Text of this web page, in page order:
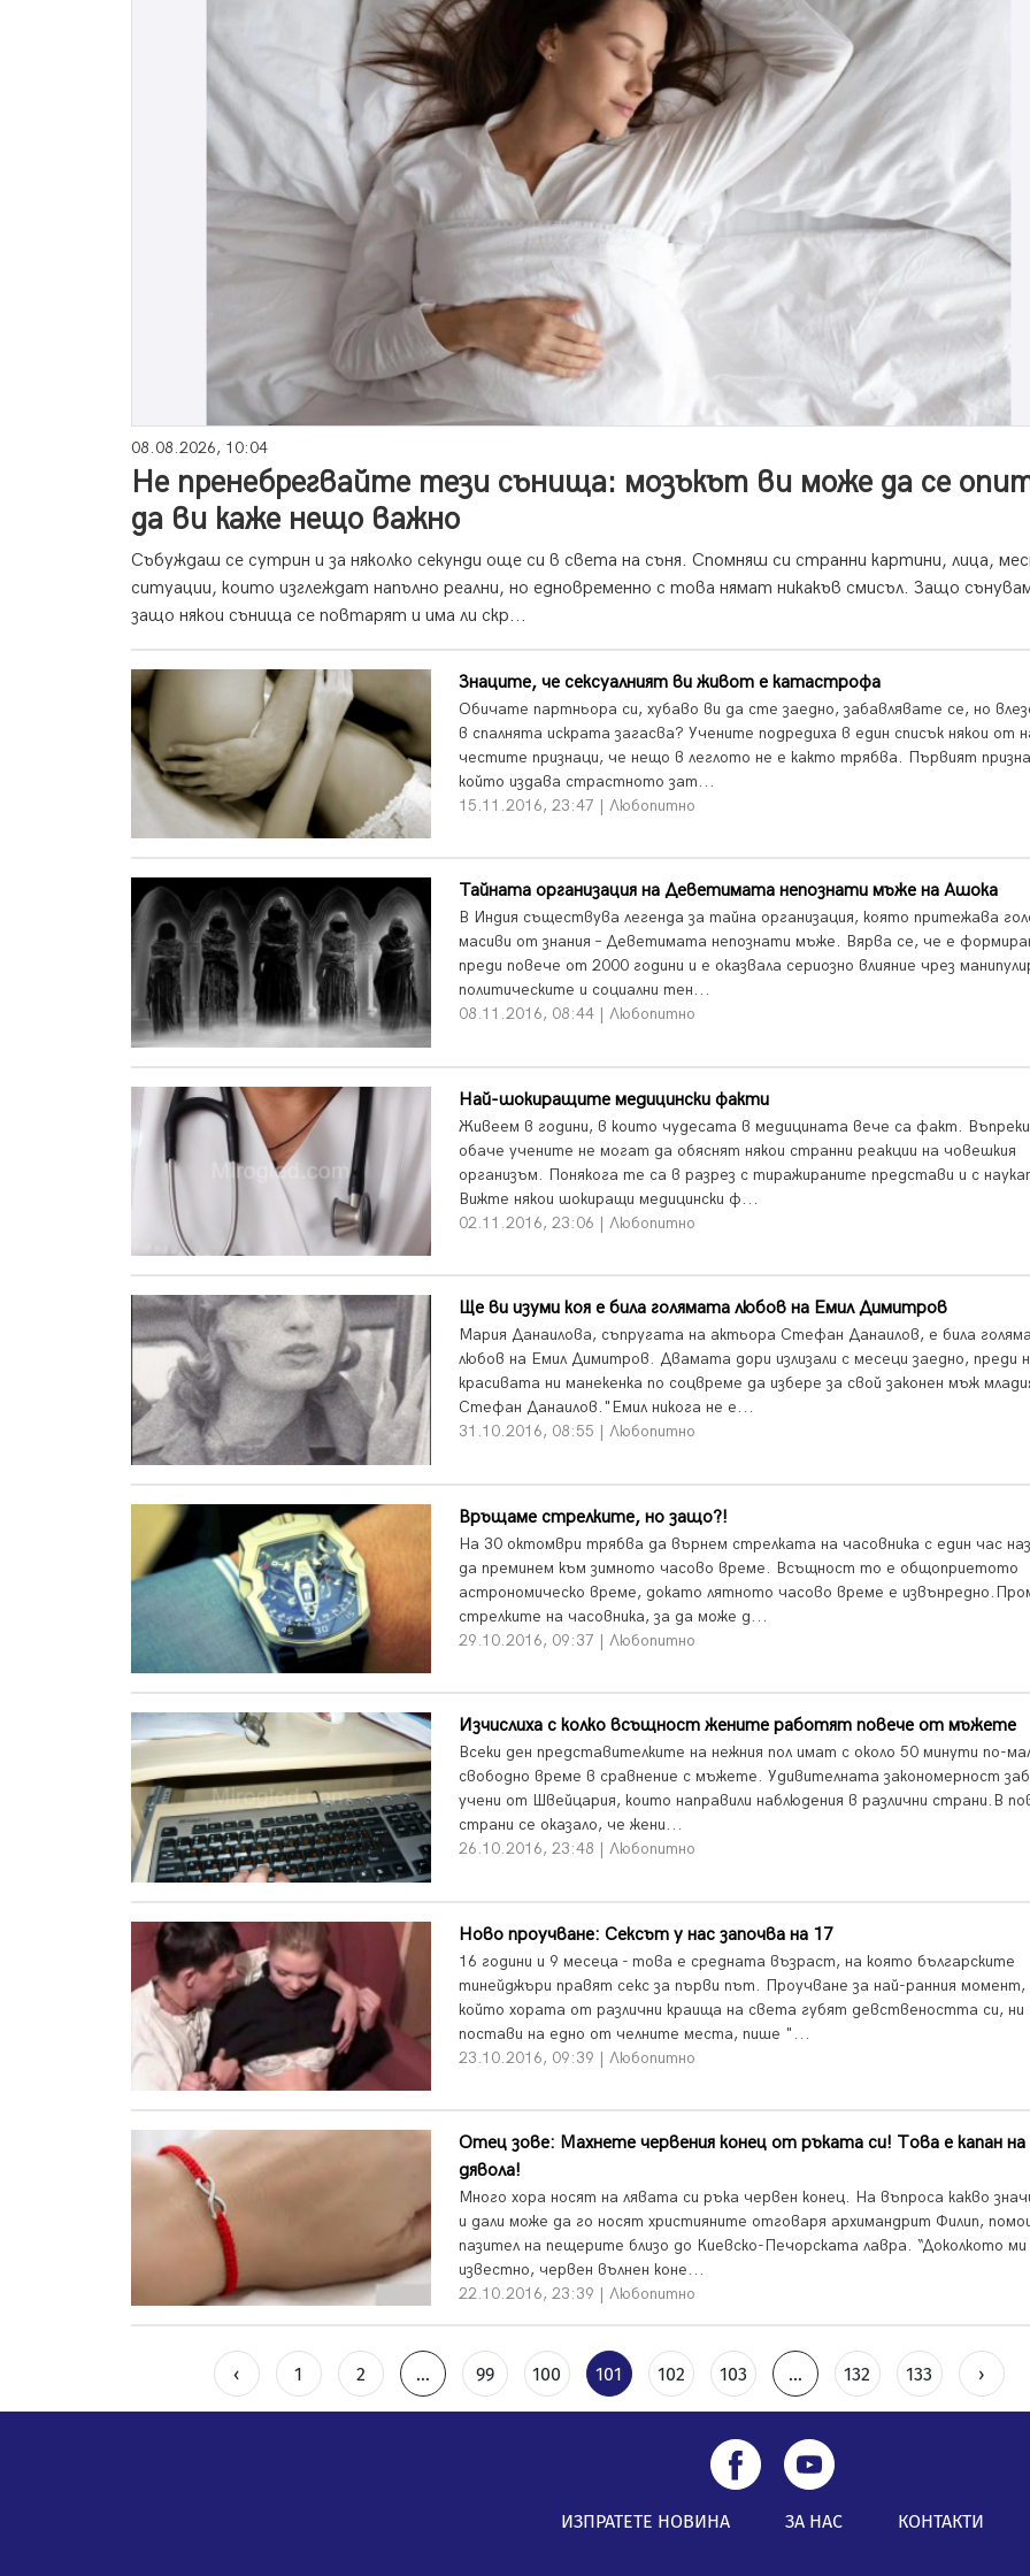
08.08.2026, 10:04
Не пренебрегвайте тези сънища: мозъкът ви може да се
да ви каже нещо важно
Събуждаш се сутрин и за няколко секунди още си в света на съня. Спомняш си странни картини, лица,
ситуации, които изглеждат напълно реални, но едновременно с това нямат никакъв смисъл. Защо
защо някои сънища се повтарят и има ли скр...
Знаците, че сексуалният ви живот е катастрофа
Обичате партньора си, хубаво ви да сте заедно, забавлявате се, но
в спалнята искрата загасва? Учените подредиха в един списък някои от
честите признаци, че нещо в леглото не е както трябва. Първият
който издава страстното зат...
15.11.2016, 23:47 | Любопитно
Тайната организация на Деветимата непознати мъже на Ашока
В Индия съществува легенда за тайна организация, която притежава
масиви от знания – Деветимата непознати мъже. Вярва се, че е
преди повече от 2000 години и е оказвала сериозно влияние чрез
политическите и социални тен...
08.11.2016, 08:44 | Любопитно
Най-шокиращите медицински факти
Живеем в години, в които чудесата в медицината вече са факт.
обаче учените не могат да обяснят някои странни реакции на човешкия
организъм. Понякога те са в разрез с тиражираните представи и с
Вижте някои шокиращи медицински ф...
02.11.2016, 23:06 | Любопитно
Ще ви изуми коя е била голямата любов на Емил Димитров
Мария Данаилова, съпругата на актьора Стефан Данаилов, е била
любов на Емил Димитров. Двамата дори излизали с месеци заедно, преди
красивата ни манекенка по соцвреме да избере за свой законен мъж
Стефан Данаилов."Емил никога не е...
31.10.2016, 08:55 | Любопитно
Връщаме стрелките, но защо?!
На 30 октомври трябва да върнем стрелката на часовника с един час
да преминем към зимното часово време. Всъщност то е общоприетото
астрономическо време, докато лятното часово време е
стрелките на часовника, за да може д...
29.10.2016, 09:37 | Любопитно
Изчислиха с колко всъщност жените работят повече от мъжете
Всеки ден представителките на нежния пол имат с около 50 минути по-
свободно време в сравнение с мъжете. Удивителната закономерност
учени от Швейцария, които направили наблюдения в различни страни.В
страни се оказало, че жени...
26.10.2016, 23:48 | Любопитно
Ново проучване: Сексът у нас започва на 17
16 години и 9 месеца - това е средната възраст, на която българските
тинейджъри правят секс за първи път. Проучване за най-ранния момент,
който хората от различни краища на света губят девствеността си, ни
постави на едно от челните места, пише "...
23.10.2016, 09:39 | Любопитно
Отец зове: Махнете червения конец от ръката си! Това е капан на
дявола!
Много хора носят на лявата си ръка червен конец. На въпроса какво
и дали може да го носят християните отговаря архимандрит Филип,
пазител на пещерите близо до Киевско-Печорската лавра. “Доколкото ми
известно, червен вълнен коне...
22.10.2016, 23:39 | Любопитно
‹ 1 2 ... 99 100 101 102 103 ... 132 133 ›
ИЗПРАТЕТЕ НОВИНА ЗА НАС КОНТАКТИ